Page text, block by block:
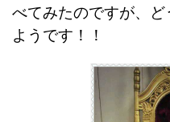
べてみたのですが、ど
ようです！！